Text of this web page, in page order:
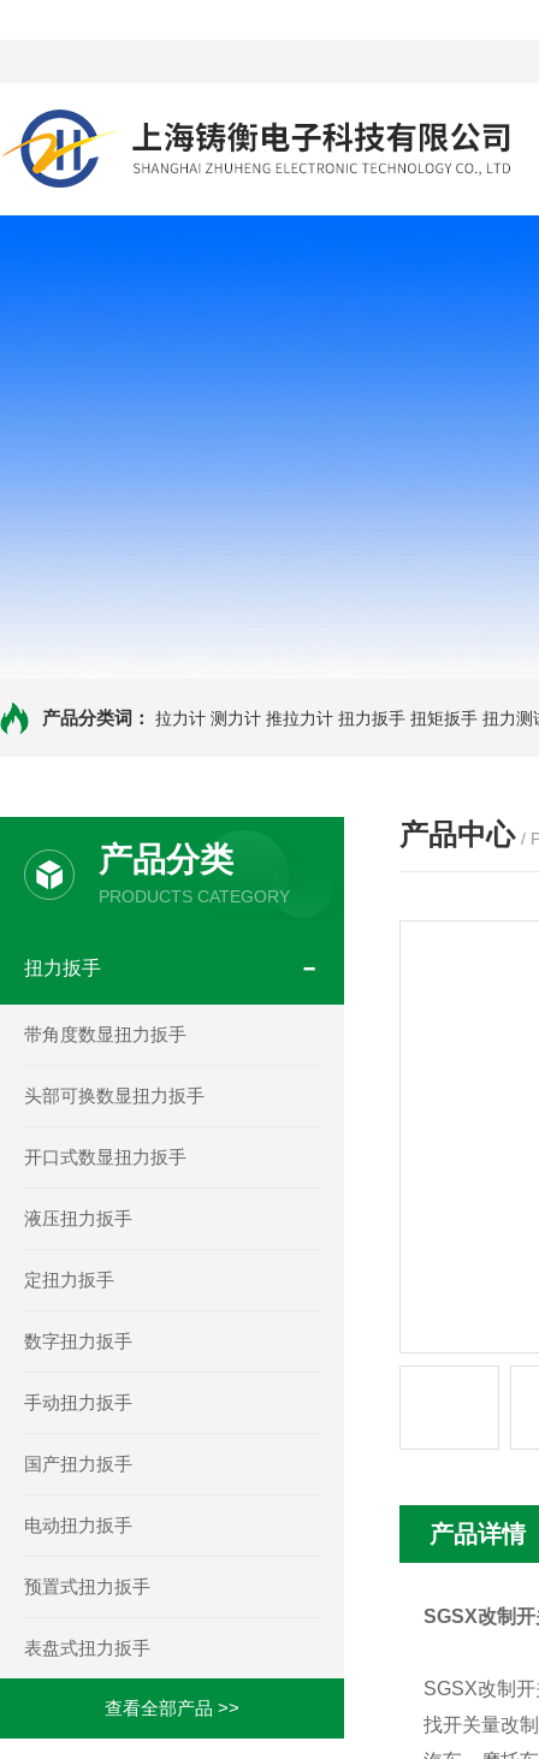
产品分类词： 拉力计 测力计 推拉力计 扭力扳手 扭矩扳手 扭力测
产品分类
PRODUCTS CATEGORY
扭力扳手
带角度数显扭力扳手
头部可换数显扭力扳手
开口式数显扭力扳手
液压扭力扳手
定扭力扳手
数字扭力扳手
手动扭力扳手
国产扭力扳手
电动扭力扳手
预置式扭力扳手
表盘式扭力扳手
查看全部产品 >>
产品中心 /
产品详情
SGSX改制
SGSX改制
找开关量改